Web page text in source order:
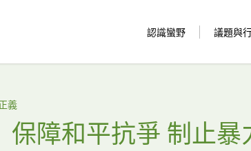
認識蠻野 議題與
義
保障和平抗爭 制止